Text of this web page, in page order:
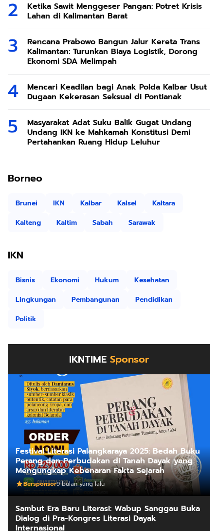
Ketika Sawit Menggeser Pangan: Potret Krisis
Lahan di Kalimantan Barat
Rencana Prabowo Bangun Jalur Kereta Trans
Kalimantan: Turunkan Biaya Logistik, Dorong
Ekonomi SDA Melimpah
Mencari Keadilan bagi Anak Polda Kalbar Usut
Dugaan Kekerasan Seksual di Pontianak
Masyarakat Adat Suku Balik Gugat Undang
Undang IKN ke Mahkamah Konstitusi Demi
Pertahankan Ruang Hidup Leluhur
Borneo
Brunei IKN Kalbar Kalsel
Kaltara
Kalteng
Kaltim Sabah Sarawak
IKN
Bisnis Ekonomi Hukum
Kesehatan
Lingkungan
Pembangunan
Pendidikan
Politik
IKNTIME Sponsor
Festival Literasi Palangkaraya 2025: Bedah Buku
Perang dan Perbudakan di Tanah Dayak yang
Mengungkap Kebenaran Fakta Sejarah
Bersponsor9 bulan yang lalu
Sambut Era Baru Literasi: Wabup Sanggau Buka
Dialog di Pra-Kongres Literasi Dayak
Internasional